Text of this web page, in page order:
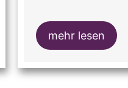
mehr lesen